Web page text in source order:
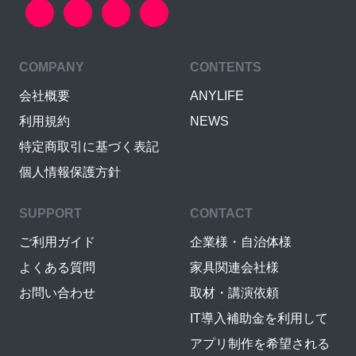
COMPANY
会社概要
利用規約
特定商取引に基づく表記
個人情報保護方針
CONTENTS
ANYLIFE
NEWS
SUPPORT
ご利用ガイド
よくある質問
お問い合わせ
CONTACT
企業様・自治体様
家具関連会社様
取材・講演依頼
IT導入補助金を利用して
アプリ制作を希望される